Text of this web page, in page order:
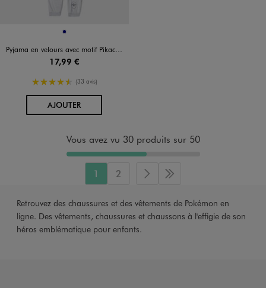
Disponible en 1 coloris
MARINE
Pyjama en velours avec motif Pikachu garçon - Pokemon
17,99 €
4.5/5 de moyenne
(33 avis)
AJOUTERAU PANIER
Vous avez vu 30 produits sur 50
1 2 Page suivante
Dernière page
Retrouvez des chaussures et des vêtements de Pokémon en
ligne. Des vêtements, chaussures et chaussons à l'effigie de son
héros emblématique pour enfants.